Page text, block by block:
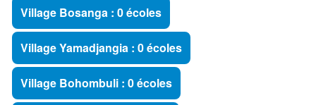
Village Bosanga : 0 écoles
Village Yamadjangia : 0 écoles
Village Bohombuli : 0 écoles